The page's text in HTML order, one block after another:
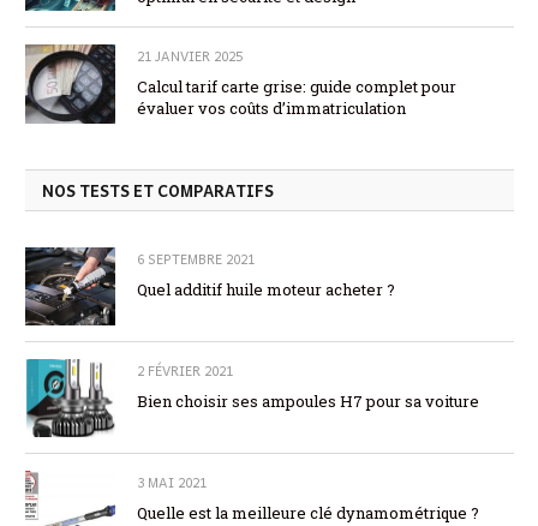
21 JANVIER 2025
Calcul tarif carte grise: guide complet pour
évaluer vos coûts d’immatriculation
NOS TESTS ET COMPARATIFS
6 SEPTEMBRE 2021
Quel additif huile moteur acheter ?
2 FÉVRIER 2021
Bien choisir ses ampoules H7 pour sa voiture
3 MAI 2021
Quelle est la meilleure clé dynamométrique ?